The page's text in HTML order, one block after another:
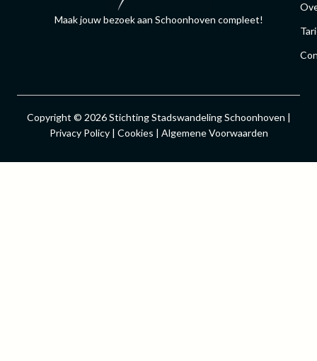
Maak jouw bezoek aan Schoonhoven compleet!
Copyright © 2026 Stichting Stadswandeling Schoonhoven |
Privacy Policy | Cookies | Algemene Voorwaarden